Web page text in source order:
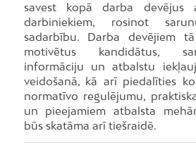
savest kopā darba devējus
darbiniekiem, rosinot
sadarbību. Darba devējiem
motivētus kandidātus,
informāciju un atbalstu
veidošanā, kā arī piedalīties
normatīvo regulējumu,
un pieejamiem atbalsta
būs skatāma arī tiešraidē.